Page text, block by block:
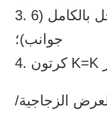
3. حشوة واقية تحيط بالداخل بالكامل (6
جوانب)؛
الزجاجية/